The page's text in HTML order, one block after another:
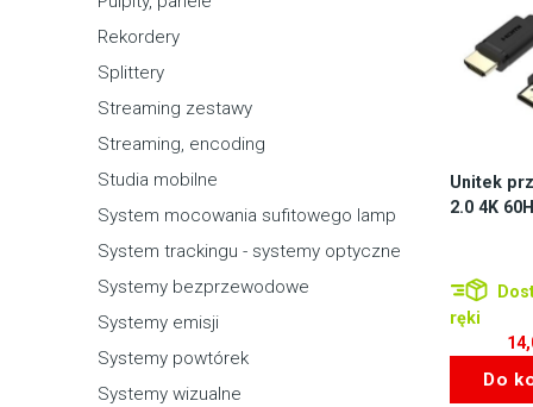
Rekordery
Splittery
Streaming zestawy
Streaming, encoding
Studia mobilne
System mocowania sufitowego lamp
System trackingu - systemy optyczne
Systemy bezprzewodowe
Systemy emisji
Systemy powtórek
Systemy wizualne
Unitek
2.0 4K
ręki
Do